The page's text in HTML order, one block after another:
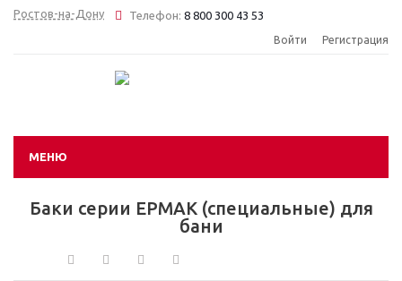
Ростов-на-Дону Телефон: 8 800 300 43 53
Войти Регистрация
МЕНЮ
Баки серии ЕРМАК (специальные) для
бани